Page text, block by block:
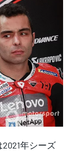
年シーズ